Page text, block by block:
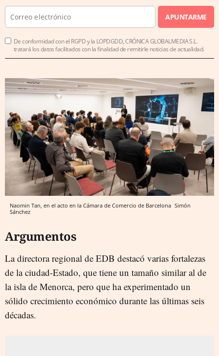
APUNTARME
De conformidad con el RGPD y la LOPDGDD, CRÓNICA GLOBALMEDIA S.L.
tratará los datos facilitados con la finalidad de remitirle noticias de actualidad.
Naomin Tan, en el acto en la Cámara de Comercio de Barcelona Simón
Sánchez
Argumentos
La directora regional de EDB destacó varias fortalezas
de la ciudad-Estado, que tiene un tamaño similar al de
la isla de Menorca, pero que ha experimentado un
sólido crecimiento económico durante las últimas seis
décadas.